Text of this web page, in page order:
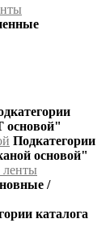
основой"
Подкатегории
основой"
ленты
/
каталога